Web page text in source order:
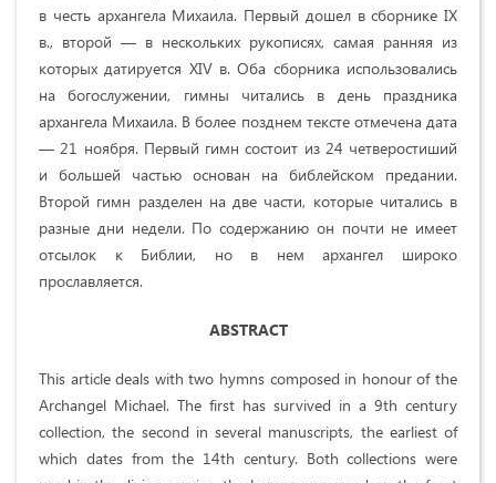
в честь архангела Михаила. Первый дошел в сборнике IX
в., второй — в нескольких рукописях, самая ранняя из
которых датируется XIV в. Оба сборника использовались
на богослужении, гимны читались в день праздника
архангела Михаила. В более позднем тексте отмечена дата
— 21 ноября. Первый гимн состоит из 24 четверостиший
и большей частью основан на библейском предании.
Второй гимн разделен на две части, которые читались в
разные дни недели. По содержанию он почти не имеет
отсылок к Библии, но в нем архангел широко
прославляется.
ABSTRACT
This article deals with two hymns composed in honour of the
Archangel Michael. The first has survived in a 9th century
collection, the second in several manuscripts, the earliest of
which dates from the 14th century. Both collections were